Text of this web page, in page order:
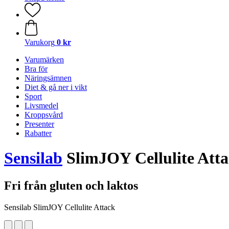
Varukorg 0 kr
Varumärken
Bra för
Näringsämnen
Diet & gå ner i vikt
Sport
Livsmedel
Kroppsvård
Presenter
Rabatter
Sensilab SlimJOY Cellulite
Fri från gluten och laktos
Sensilab SlimJOY Cellulite Attack